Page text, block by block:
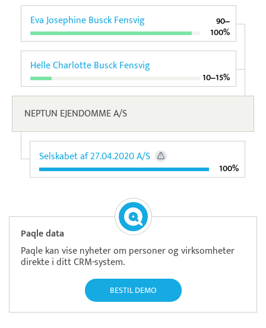
Eva Josephine Busck Fensvig
90‒
100%
Helle Charlotte Busck Fensvig
10‒15%
NEPTUN EJENDOMME A/S
Selskabet af 27.04.2020 A/S
100%
Paqle data
Paqle kan vise nyheter om personer og virksomheter
direkte i ditt CRM-system.
BESTIL DEMO